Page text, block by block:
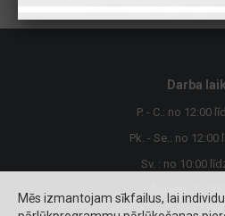
Darba
P. - C.: no 12:00
Pk. - Se.: no 12:00
Sv. : no 10:00
Mēs izmantojam sīkfailus, lai